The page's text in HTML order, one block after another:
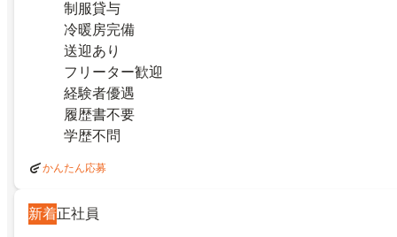
制服貸与
冷暖房完備
送迎あり
フリーター歓迎
経験者優遇
履歴書不要
学歴不問
かんたん応募
新着正社員